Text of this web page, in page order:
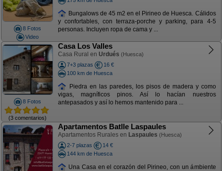
8 Fotos
Video
Bungalows de 45 m2 en el Pirineo de Huesca. Cálidos
y confortables, con terraza-porche y parking, para 4-5
personas. Incluyen ropa de cama y ...
8 Fotos
(3 comentarios)
Casa Los Valles
Casa Rural en Urdués (Huesca)
7+3 plazas
16 €
100 km de Huesca
Piedra en las paredes, los pisos de madera y como
vigas, magníficos pinos. Así lo hacían nuestros
antepasados y así lo hemos mantenido para ...
Apartamentos Batlle Laspaules
Apartamentos Rurales en Laspaules (Huesca)
2-7 plazas
14 €
144 km de Huesca
Una Casa en el corazón del Pirineo, con un ámbiente